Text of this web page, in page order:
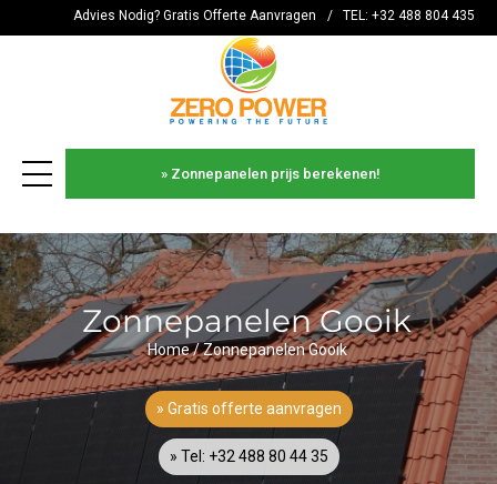
TEL: +32 488 804 435
/
Advies Nodig? Gratis Offerte Aanvragen
» Zonnepanelen prijs berekenen!
Zonnepanelen Gooik
Home/Zonnepanelen Gooik
» Gratis offerte aanvragen
» Tel: +32 488 80 44 35